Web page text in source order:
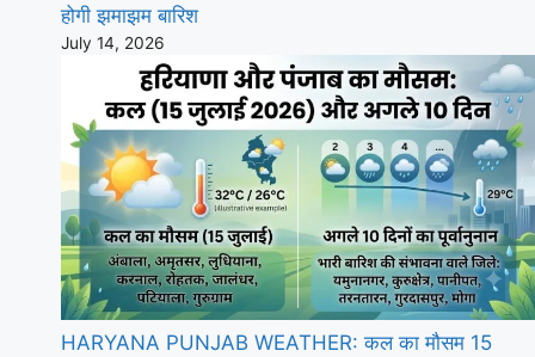
होगी झमाझम बारिश
July 14, 2026
HARYANA PUNJAB WEATHER: कल का मौसम 15